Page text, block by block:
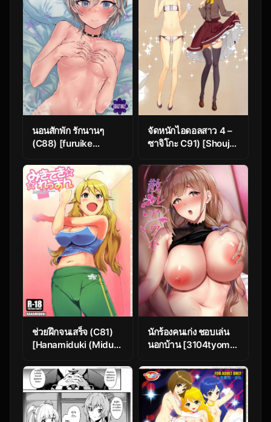
นอนสักพัก รักนานๆ
(C88) [furuike
любимый ～Watashi
no Aisuru Hito～ (THE
[email protected]
CINDERELLA GIRLS)
จัดหนักไอดอลสาว 4 –
ซาจิโกะ C91) [Shoujo
Ashito)] OFF SHOT
SPECIAL 4 – Sachiko
(THE
[email protected]
CINDERELLA GIRLS)
ช่วยฝึกจนเสร็จ (C81)
[Hanamiduki (Miduki
teki☆☆Lesson (THE
[email protected])
นักร้องคนเก่ง ชอบเล่น
นอกบ้าน [3104tyome
(THE
[email protected]:
Shiny Colors)